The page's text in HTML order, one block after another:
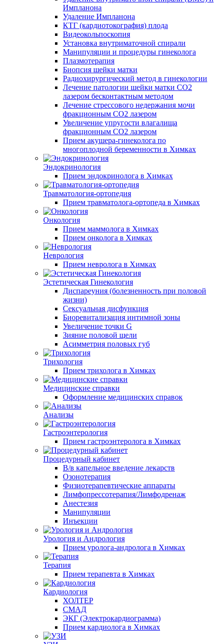
Импланона
Удаление Импланона
КТГ (кардиотокография) плода
Видеокольпоскопия
Установка внутриматочной спирали
Манипуляции и процедуры гинеколога
Плазмотерапия
Биопсия шейки матки
Радиохирургический метод в гинекологии
Лечение патологии шейки матки CO2
лазером бесконтактным методом
Лечение стрессового недержания мочи
фракционным CO2 лазером
Увеличение упругости влагалища
фракционным CO2 лазером
Прием акушера-гинеколога по
многоплодной беременности в Химках
Эндокринология
Прием эндокринолога в Химках
Травматология-ортопедия
Прием травматолога-ортопеда в Химках
Онкология
Прием маммолога в Химках
Прием онколога в Химках
Неврология
Прием невролога в Химках
Эстетическая Гинекология
Диспареуния (болезненность при половой
жизни)
Сексуальная дисфункция
Биоревитализация интимной зоны
Увеличение точки G
Зияние половой щели
Асимметрия половых губ
Трихология
Прием трихолога в Химках
Медицинские справки
Оформление медицинских справок
Анализы
Гастроэнтерология
Прием гастроэнтеролога в Химках
Процедурный кабинет
В/в капельное введение лекарств
Озонотерапия
Физиотерапевтические аппараты
Лимфопрессотерапия/Лимфодренаж
Анестезия
Манипуляции
Инъекции
Урология и Андрология
Прием уролога-андролога в Химках
Терапия
Прием терапевта в Химках
Кардиология
ХОЛТЕР
СМАД
ЭКГ (Электрокардиограмма)
Прием кардиолога в Химках